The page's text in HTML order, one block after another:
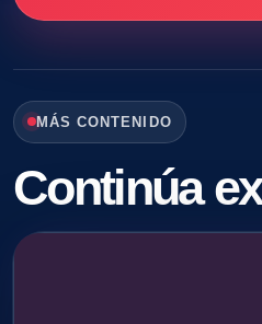
MÁS CONTENIDO
Continúa